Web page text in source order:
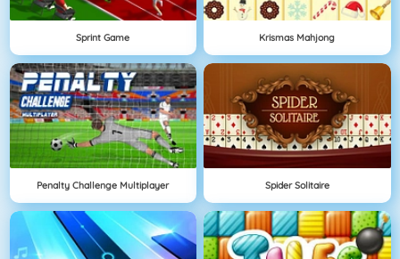
Sprint Game Krismas Mahjong
Penalty Challenge Multiplayer Spider Solitaire